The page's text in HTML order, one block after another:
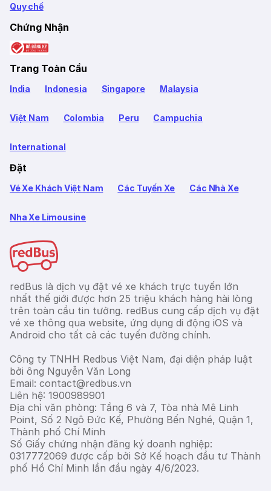
Quy chế
Chứng Nhận
Trang Toàn Cầu
India Indonesia Singapore Malaysia
Việt Nam Colombia Peru Campuchia
International
Đặt
Vé Xe Khách Việt Nam Các Tuyến Xe Các Nhà Xe
Nha Xe Limousine
redBus là dịch vụ đặt vé xe khách trực tuyến lớn
nhất thế giới được hơn 25 triệu khách hàng hài lòng
trên toàn cầu tin tưởng. redBus cung cấp dịch vụ đặt
vé xe thông qua website, ứng dụng di động iOS và
Android cho tất cả các tuyến đường chính.
Công ty TNHH Redbus Việt Nam, đại diện pháp luật
bởi ông Nguyễn Văn Long
Email: contact@redbus.vn
Liên hệ: 1900989901
Địa chỉ văn phòng: Tầng 6 và 7, Tòa nhà Mê Linh
Point, Số 2 Ngô Đức Kế, Phường Bến Nghé, Quận 1,
Thành phố Chí Minh
Số Giấy chứng nhận đăng ký doanh nghiệp:
0317772069 được cấp bởi Sở Kế hoạch đầu tư Thành
phố Hồ Chí Minh lần đầu ngày 4/6/2023.